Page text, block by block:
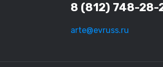
8 (812) 748-28-
arte@evruss.ru